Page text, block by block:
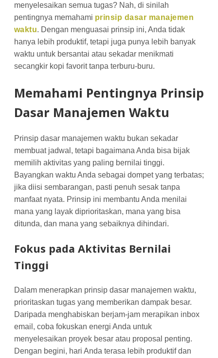
menyelesaikan semua tugas? Nah, di sinilah
pentingnya memahami prinsip dasar manajemen
waktu. Dengan menguasai prinsip ini, Anda tidak
hanya lebih produktif, tetapi juga punya lebih banyak
waktu untuk bersantai atau sekadar menikmati
secangkir kopi favorit tanpa terburu-buru.
Memahami Pentingnya Prinsip
Dasar Manajemen Waktu
Prinsip dasar manajemen waktu bukan sekadar
membuat jadwal, tetapi bagaimana Anda bisa bijak
memilih aktivitas yang paling bernilai tinggi.
Bayangkan waktu Anda sebagai dompet yang terbatas;
jika diisi sembarangan, pasti penuh sesak tanpa
manfaat nyata. Prinsip ini membantu Anda menilai
mana yang layak diprioritaskan, mana yang bisa
ditunda, dan mana yang sebaiknya dihindari.
Fokus pada Aktivitas Bernilai
Tinggi
Dalam menerapkan prinsip dasar manajemen waktu,
prioritaskan tugas yang memberikan dampak besar.
Daripada menghabiskan berjam-jam merapikan inbox
email, coba fokuskan energi Anda untuk
menyelesaikan proyek besar atau proposal penting.
Dengan begini, hari Anda terasa lebih produktif dan